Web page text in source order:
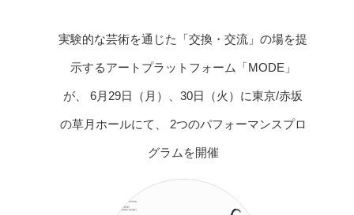
実験的な芸術を通じた「交換・交流」の場を提
示するアートプラットフォーム「MODE」
が、 6月29日（月）、30日（火）に東京/赤坂
の草月ホールにて、 2つのパフォーマンスプロ
グラムを開催